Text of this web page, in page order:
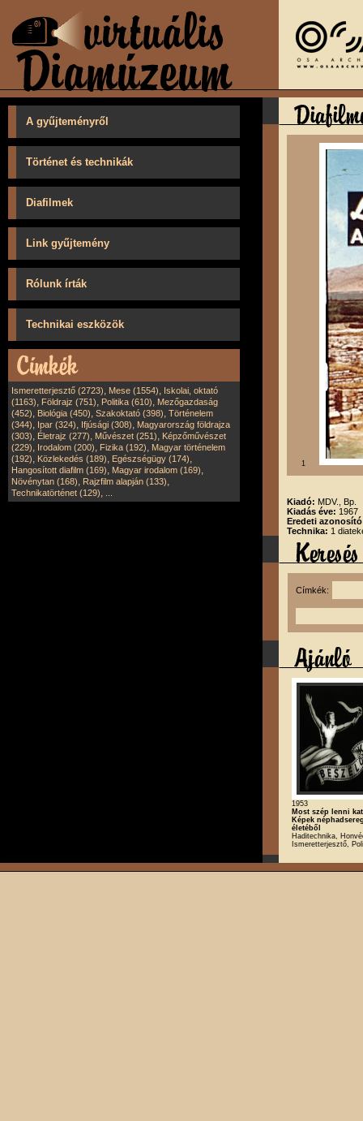
A gyűjteményről
Történet és technikák
Diafilmek
Link gyűjtemény
Rólunk írták
Technikai eszközök
Ismeretterjesztő (2723), Mese (1554), Iskolai, oktató
(1163), Földrajz (751), Politika (610), Mezőgazdaság
(452), Biológia (450), Szakoktató (398), Történelem
(344), Ipar (324), Ifjúsági (308), Magyarország földrajza
(303), Életrajz (277), Művészet (251), Képzőművészet
(229), Irodalom (200), Fizika (192), Magyar történelem
(192), Közlekedés (189), Egészségügy (174),
Hangosított diafilm (169), Magyar irodalom (169),
Növénytan (168), Rajzfilm alapján (133),
Technikatörténet (129),
1
Kiadó: MDV., Bp.
Kiadás éve: 1967
Eredeti
Technika: 1
Címkék:
1953
Most szép lenni
Képek
életéből
Haditechnika,
Ismeretterjesztő,